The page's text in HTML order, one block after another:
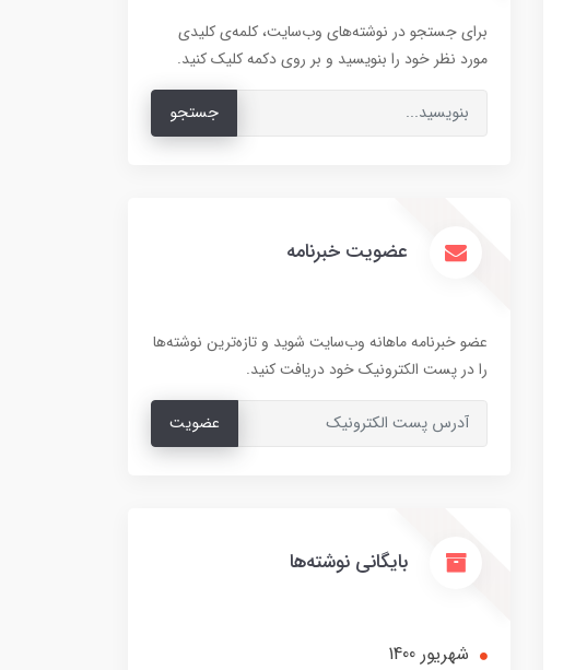
برای جستجو در نوشته‌های وب‌سایت، کلمه‌ی کلیدی
مورد نظر خود را بنویسید و بر روی دکمه کلیک کنید.
جستجو
عضویت خبرنامه
عضو خبرنامه ماهانه وب‌سایت شوید و تازه‌ترین نوشته‌ها
را در پست الکترونیک خود دریافت کنید.
عضویت
بایگانی نوشته‌ها
شهریور 1400